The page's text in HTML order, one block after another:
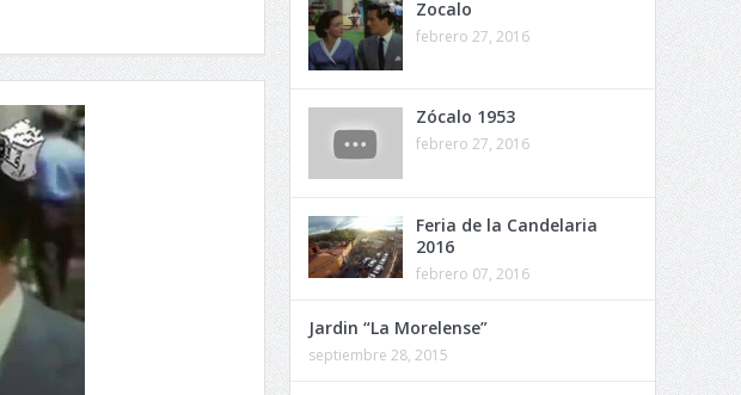
Zocalo
febrero 27, 2016
Zócalo 1953
febrero 27, 2016
Feria de la Candelaria
2016
febrero 07, 2016
Jardin “La Morelense”
septiembre 28, 2015